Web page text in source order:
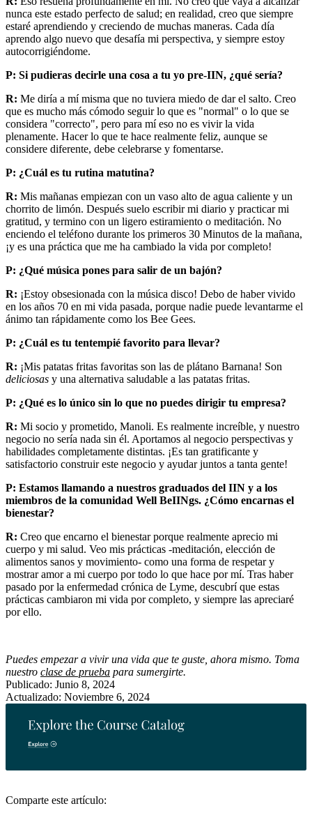
Comparte este artículo:
nunca este estado perfecto de salud; en realidad, creo que siempre
estaré aprendiendo y creciendo de muchas maneras. Cada día
aprendo algo nuevo que desafía mi perspectiva, y siempre estoy
autocorrigiéndome.
P: Si pudieras decirle una cosa a tu yo pre-IIN, ¿qué sería?
R: Me diría a mí misma que no tuviera miedo de dar el salto. Creo
que es mucho más cómodo seguir lo que es "normal" o lo que se
considera "correcto", pero para mí eso no es vivir la vida
plenamente. Hacer lo que te hace realmente feliz, aunque se
considere diferente, debe celebrarse y fomentarse.
P: ¿Cuál es tu rutina matutina?
R: Mis mañanas empiezan con un vaso alto de agua caliente y un
chorrito de limón. Después suelo escribir mi diario y practicar mi
gratitud, y termino con un ligero estiramiento o meditación. No
enciendo el teléfono durante los primeros 30 Minutos de la mañana,
¡y es una práctica que me ha cambiado la vida por completo!
P: ¿Qué música pones para salir de un bajón?
R: ¡Estoy obsesionada con la música disco! Debo de haber vivido
en los años 70 en mi vida pasada, porque nadie puede levantarme el
ánimo tan rápidamente como los Bee Gees.
P: ¿Cuál es tu tentempié favorito para llevar?
R: ¡Mis patatas fritas favoritas son las de plátano Barnana! Son
deliciosas y una alternativa saludable a las patatas fritas.
P: ¿Qué es lo único sin lo que no puedes dirigir tu empresa?
R: Mi socio y prometido, Manoli. Es realmente increíble, y nuestro
negocio no sería nada sin él. Aportamos al negocio perspectivas y
habilidades completamente distintas. ¡Es tan gratificante y
satisfactorio construir este negocio y ayudar juntos a tanta gente!
P: Estamos llamando a nuestros graduados del IIN y a los
miembros de la comunidad Well BeIINgs. ¿Cómo encarnas el
bienestar?
R: Creo que encarno el bienestar porque realmente aprecio mi
cuerpo y mi salud. Veo mis prácticas -meditación, elección de
alimentos sanos y movimiento- como una forma de respetar y
mostrar amor a mi cuerpo por todo lo que hace por mí. Tras haber
pasado por la enfermedad crónica de Lyme, descubrí que estas
prácticas cambiaron mi vida por completo, y siempre las apreciaré
por ello.
Puedes empezar a vivir una vida que te guste, ahora mismo. Toma
nuestro clase de prueba para sumergirte.
Publicado: Junio 8, 2024
Actualizado: Noviembre 6, 2024